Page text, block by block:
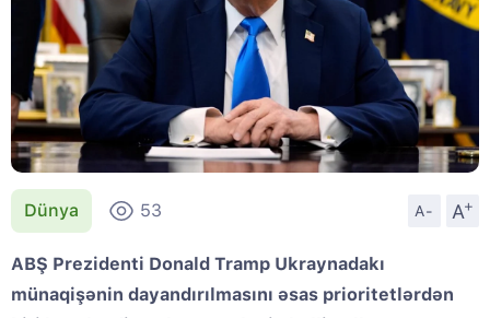
Dünya 53 A- A
+
ABŞ Prezidenti Donald Tramp Ukraynadakı
münaqişənin dayandırılmasını əsas prioritetlərdən